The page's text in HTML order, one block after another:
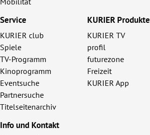
Service
KURIER club
Spiele
TV-Programm
Kinoprogramm
Eventsuche
Partnersuche
Titelseitenarchiv
KURIER Produkte
KURIER TV
profil
futurezone
Freizeit
KURIER App
Info und Kontakt